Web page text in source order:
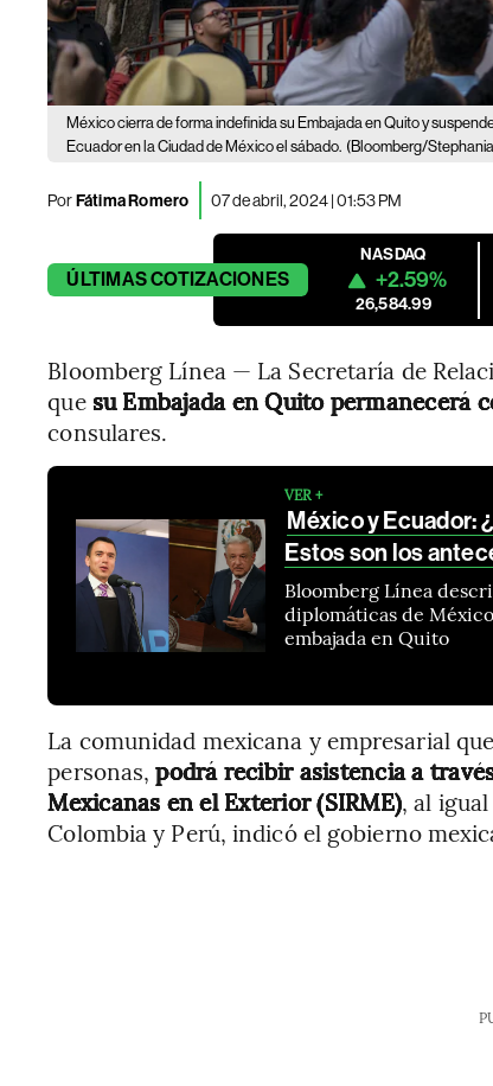
México cierra de forma indefinida su Embajada en Quito y
Ecuador en la Ciudad de México el sábado. (Bloomberg/
PorFátima Romero 07 de abril, 2024 | 01:53 PM
ÚLTIMASCOTIZACIONES
NASDAQ
+2.59%
26,584.99
Bloomberg Línea — La Secretaría de
que su Embajada en Quito permanecerá
consulares.
VER +
México y Ecuador:
Estos son los
Bloomberg Línea
diplomáticas de
embajada en Quito
La comunidad mexicana y empresarial
personas,podrá recibir asistencia a
Mexicanas en el Exterior (SIRME), al
Colombia y Perú, indicó el gobierno